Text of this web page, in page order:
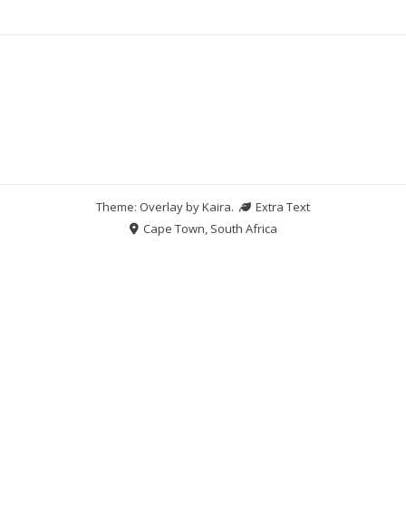
Theme: Overlay byKaira.
Extra Text
Cape Town, South Africa